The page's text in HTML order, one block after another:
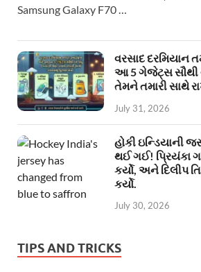
Samsung Galaxy F70 …
વરસાદ દરમિયાન
આ 5 ગેજેટ્સ સૌથી
તેમને તમારી સાથે
July 31, 2026
હોકી ઇન્ડિયાની
થઈ ગઈ! પ્રિયંકા
કર્યો, અને દિલીપ
કર્યો.
July 30, 2026
TIPS AND TRICKS